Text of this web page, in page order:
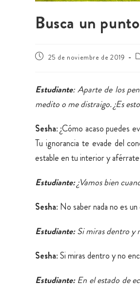
Busca un
25 de noviembre de 2019
Estudiante: Aparte de los
medito o me distraigo. ¿Es
Sesha: ¿Cómo acaso puedes
Tu ignorancia te evade del
estable en tu interior y
Estudiante:¿Vamos bien
Sesha: No saber nada no es
Estudiante:Si miras dentro y
Sesha: Si miras dentro y no
Estudiante:En el estado de